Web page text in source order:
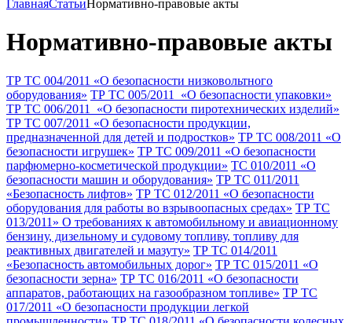
ГлавнаяСтатьиНормативно-правовые акты
Нормативно-правовые акты
ТР ТС 004/2011 «О безопасности низковольтного
оборудования» ТР ТС 005/2011 «О безопасности упаковки»
ТР ТС 006/2011 «О безопасности пиротехнических изделий»
ТР ТС 007/2011 «О безопасности продукции,
предназначенной для детей и подростков» ТР ТС 008/2011 «О
безопасности игрушек» ТР ТС 009/2011 «О безопасности
парфюмерно-косметической продукции» ТС 010/2011 «О
безопасности машин и оборудования» ТР ТС 011/2011
«Безопасность лифтов» ТР ТС 012/2011 «О безопасности
оборудования для работы во взрывоопасных средах» ТР ТС
013/2011» О требованиях к автомобильному и авиационному
бензину, дизельному и судовому топливу, топливу для
реактивных двигателей и мазуту» ТР ТС 014/2011
«Безопасность автомобильных дорог» ТР ТС 015/2011 «О
безопасности зерна» ТР ТС 016/2011 «О безопасности
аппаратов, работающих на газообразном топливе» ТР ТС
017/2011 «О безопасности продукции легкой